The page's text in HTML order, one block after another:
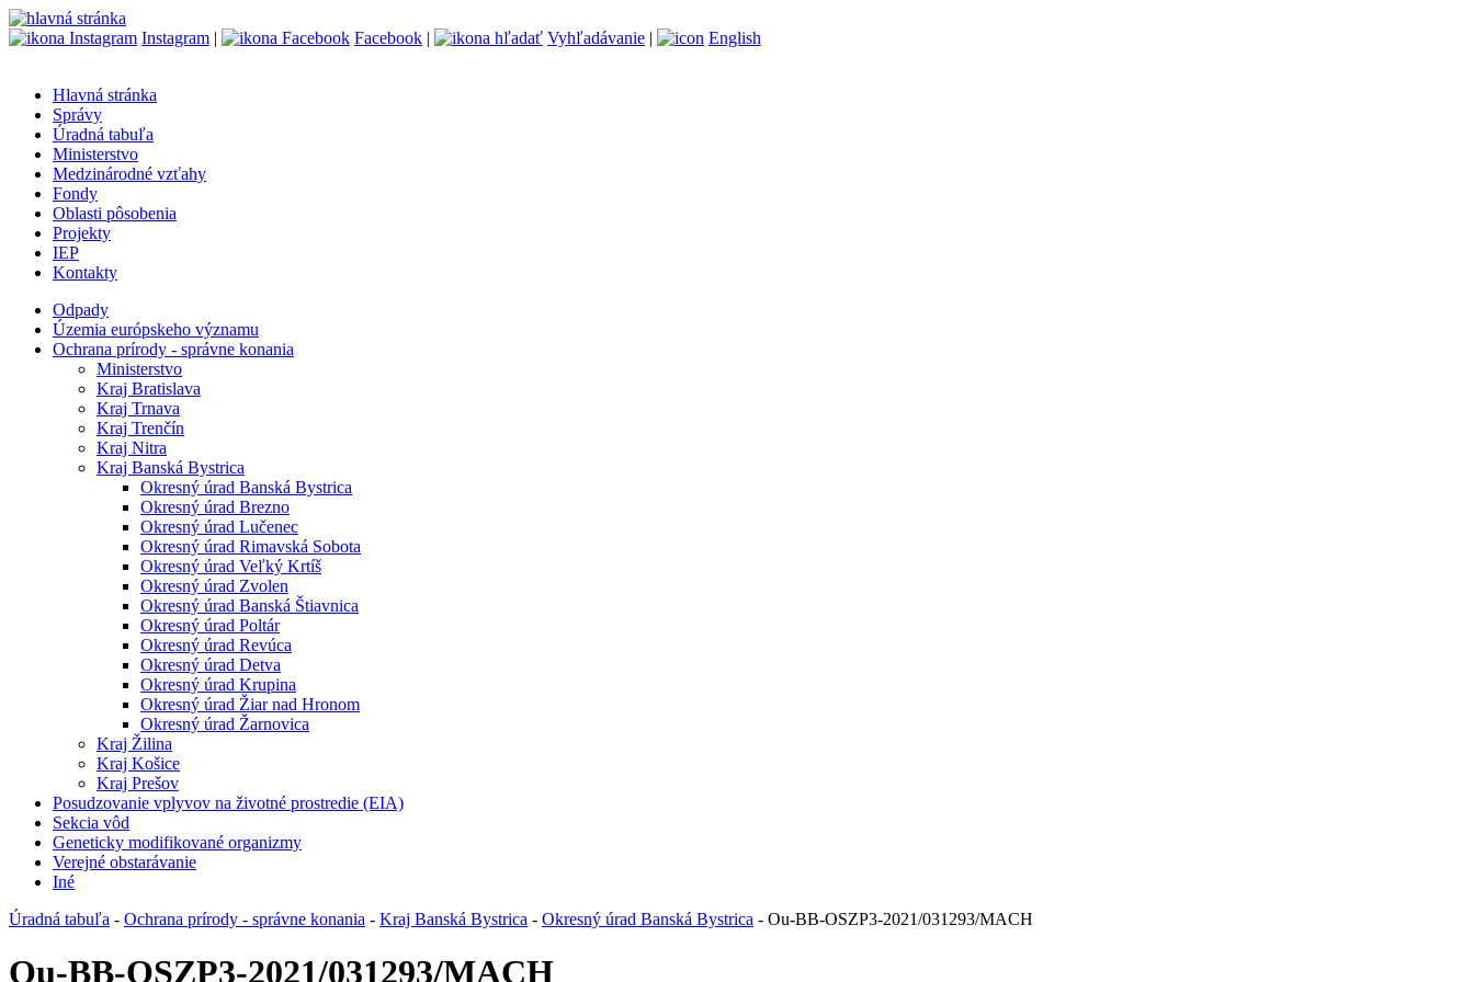
Instagram | Facebook | Vyhľadávanie | English
Hlavná stránka
Správy
Úradná tabuľa
Ministerstvo
Medzinárodné vzťahy
Fondy
Oblasti pôsobenia
Projekty
IEP
Kontakty
Odpady
Územia európskeho významu
Ochrana prírody - správne konania
Ministerstvo
Kraj Bratislava
Kraj Trnava
Kraj Trenčín
Kraj Nitra
Kraj Banská Bystrica
Okresný úrad Banská Bystrica
Okresný úrad Brezno
Okresný úrad Lučenec
Okresný úrad Rimavská Sobota
Okresný úrad Veľký Krtíš
Okresný úrad Zvolen
Okresný úrad Banská Štiavnica
Okresný úrad Poltár
Okresný úrad Revúca
Okresný úrad Detva
Okresný úrad Krupina
Okresný úrad Žiar nad Hronom
Okresný úrad Žarnovica
Kraj Žilina
Kraj Košice
Kraj Prešov
Posudzovanie vplyvov na životné prostredie (EIA)
Sekcia vôd
Geneticky modifikované organizmy
Verejné obstarávanie
Iné
Úradná tabuľa - Ochrana prírody - správne konania - Kraj Banská Bystrica - Okresný úrad Banská Bystrica - Ou-BB-OSZP3-2021/031293/MACH
Ou-BB-OSZP3-2021/031293/MACH